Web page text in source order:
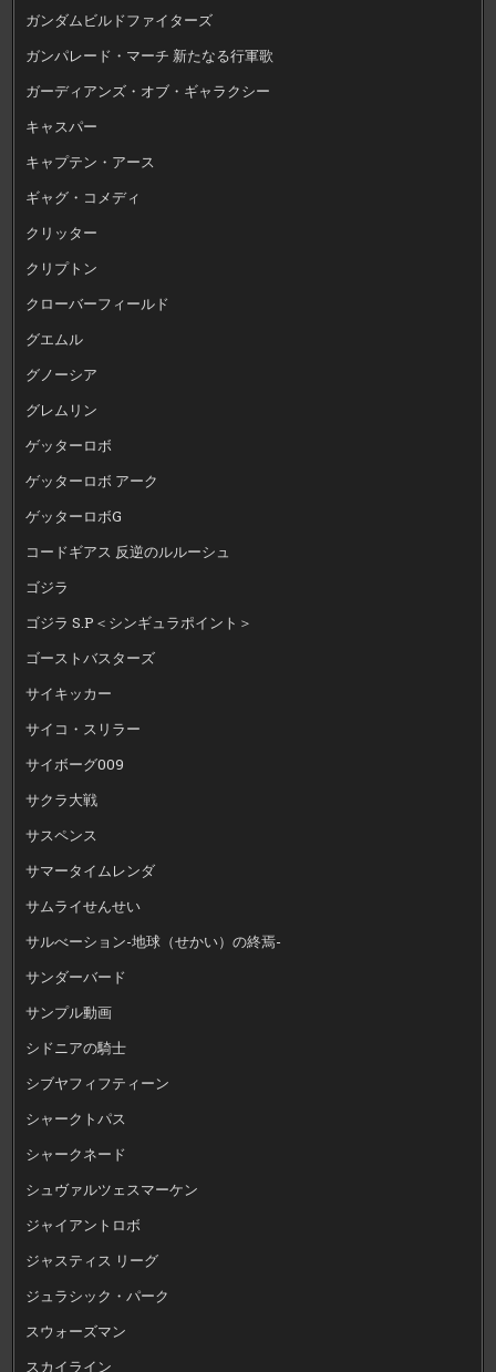
ガンダムビルドファイターズ
ガンパレード・マーチ 新たなる行軍歌
ガーディアンズ・オブ・ギャラクシー
キャスパー
キャプテン・アース
ギャグ・コメディ
クリッター
クリプトン
クローバーフィールド
グエムル
グノーシア
グレムリン
ゲッターロボ
ゲッターロボ アーク
ゲッターロボG
コードギアス 反逆のルルーシュ
ゴジラ
ゴジラ S.P＜シンギュラポイント＞
ゴーストバスターズ
サイキッカー
サイコ・スリラー
サイボーグ009
サクラ大戦
サスペンス
サマータイムレンダ
サムライせんせい
サルべーション-地球（せかい）の終焉-
サンダーバード
サンプル動画
シドニアの騎士
シブヤフィフティーン
シャークトパス
シャークネード
シュヴァルツェスマーケン
ジャイアントロボ
ジャスティス リーグ
ジュラシック・パーク
スウォーズマン
スカイライン